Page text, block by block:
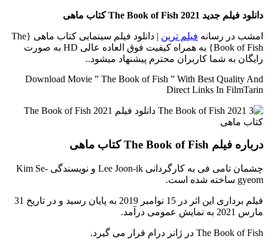
دانلود فیلم جدید The Book of Fish 2021 کتاب ماهی
امشب در رسانه فیلم ترین
| دانلود فیلم سینمایی کتاب ماهی {The
Book of Fish} به همراه کیفیت فوق العاده عالی HD به صورت
رایگان به شما کاربران محترم پیشنهاد میشود..
Download Movie ” The Book of Fish ” With Best Quality And
Direct Links In FilmTarin
درباره فیلم The Book of Fish کتاب ماهی
چشمان تامی فی به کارگردانی Lee Joon-ik و نویسندگی Kim Se-
gyeom ساخته شده است.
فیلم برداری این اثر در 15 نوامبر 2019 به پایان رسید و در تاریخ 31
مارس 2021 به نمایش عمومی درآمد.
The Book of Fish در ژانر درام قرار می گیرد.